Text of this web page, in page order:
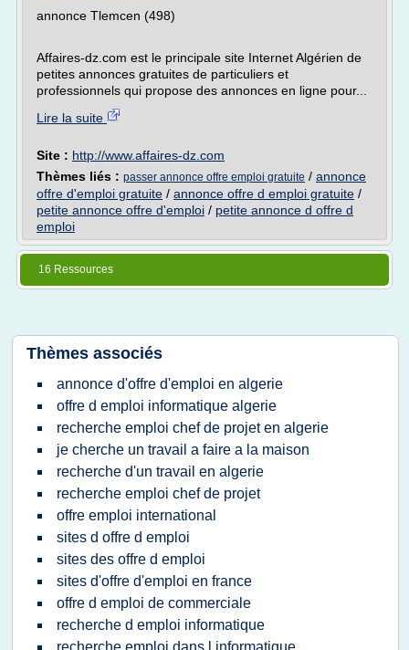
annonce Tlemcen (498)
Affaires-dz.com est le principale site Internet Algérien de
petites annonces gratuites de particuliers et
professionnels qui propose des annonces en ligne pour...
Lire la suite
Site : http://www.affaires-dz.com
Thèmes liés : passer annonce offre emploi gratuite / annonce
offre d'emploi gratuite / annonce offre d emploi gratuite /
petite annonce offre d'emploi / petite annonce d offre d
emploi
16 Ressources
Thèmes associés
annonce d'offre d'emploi en algerie
offre d emploi informatique algerie
recherche emploi chef de projet en algerie
je cherche un travail a faire a la maison
recherche d'un travail en algerie
recherche emploi chef de projet
offre emploi international
sites d offre d emploi
sites des offre d emploi
sites d'offre d'emploi en france
offre d emploi de commerciale
recherche d emploi informatique
recherche emploi dans l informatique